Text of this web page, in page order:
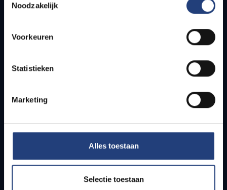
Noodzakelijk
Voorkeuren
Statistieken
Marketing
Alles toestaan
Selectie toestaan
Snel naar
Bereikbaarheid
Studenten
PhD-studenten